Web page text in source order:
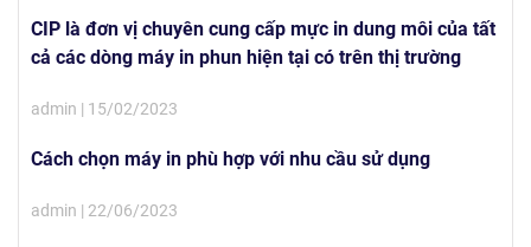
CIP là đơn vị chuyên cung cấp mực in dung môi của tất
cả các dòng máy in phun hiện tại có trên thị trường
admin | 15/02/2023
Cách chọn máy in phù hợp với nhu cầu sử dụng
admin | 22/06/2023